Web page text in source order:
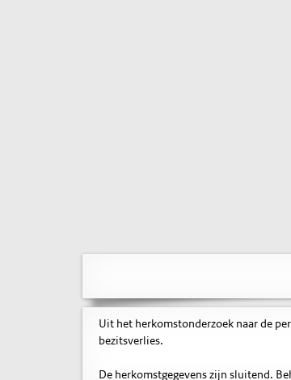
Uit het herkomstonderzoek naar de
bezitsverlies.
De herkomstgegevens zijn sluitend.